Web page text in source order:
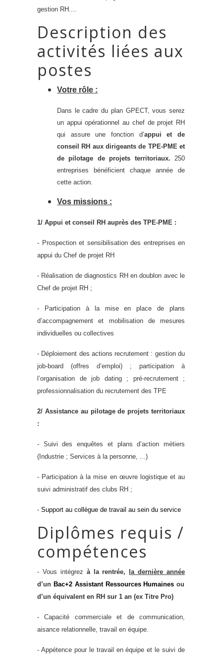
gestion RH....
Description des
activités liées aux
postes
Votre rôle :
Dans le cadre du plan GPECT,vous serez
un appui opérationnel au chef de projet RH
qui assure une fonction d’appui et de
conseil RH aux dirigeants de TPE-PME et
de pilotage de projets territoriaux. 250
entreprises bénéficient chaque année de
cette action.
Vos missions :
1/ Appui et conseil RH auprès des TPE-PME :
- Prospection et sensibilisation des entreprises en
appui du Chef de projet RH
- Réalisation de diagnostics RH en doublon avec le
Chef de projet RH ;
- Participation à la mise en place de plans
d’accompagnement et mobilisation de mesures
individuelles ou collectives
- Déploiement des actions recrutement : gestion du
job-board (offres d’emploi) ; participation à
l’organisation de job dating ; pré-recrutement ;
professionnalisation du recrutement des TPE
2/ Assistance au pilotage de projets territoriaux
:
- Suivi des enquêtes et plans d’action métiers
(Industrie ; Services à la personne, ...)
- Participation à la mise en œuvre logistique et au
suivi administratif des clubs RH ;
- Support au collègue de travail au sein du service
Diplômes requis /
compétences
- Vous intégrez à la rentrée, la dernière année
d’un Bac+2 Assistant Ressources Humainesou
d’un équivalent en RH sur 1 an (ex Titre Pro)
- Capacité commerciale et de communication,
aisance relationnelle, travail en équipe.
- Appétence pour le travail en équipe et le suivi de